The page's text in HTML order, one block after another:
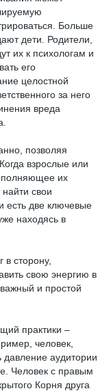
Больше
дети. Родители,
их к психологам и
его
целостной
за него
вреда
позволяя
взрослые или
их
свои
есть две ключевые
находясь в
в сторону,
свою энергию в
и простой
практики –
человек,
аудитории
Человек с правым
Корня друга